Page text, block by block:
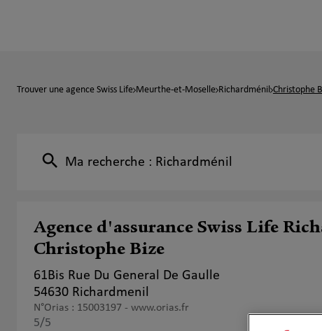
Trouver une agence Swiss Life Meurthe-et-Moselle Richardménil Christophe
Ma recherche : Richardménil
Agence d'assurance Swiss Life
Christophe Bize
61Bis Rue Du General De Gaulle
54630 Richardmenil
N°Orias : 15003197 - www.orias.fr
5/5